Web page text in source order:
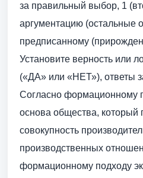
за правильный выбор, 1
аргументацию (остальные
предписанному
Установите верность или
(«ДА» или «НЕТ»), ответы
Согласно формационному
основа общества, который
совокупность
производственных
формационному подходу